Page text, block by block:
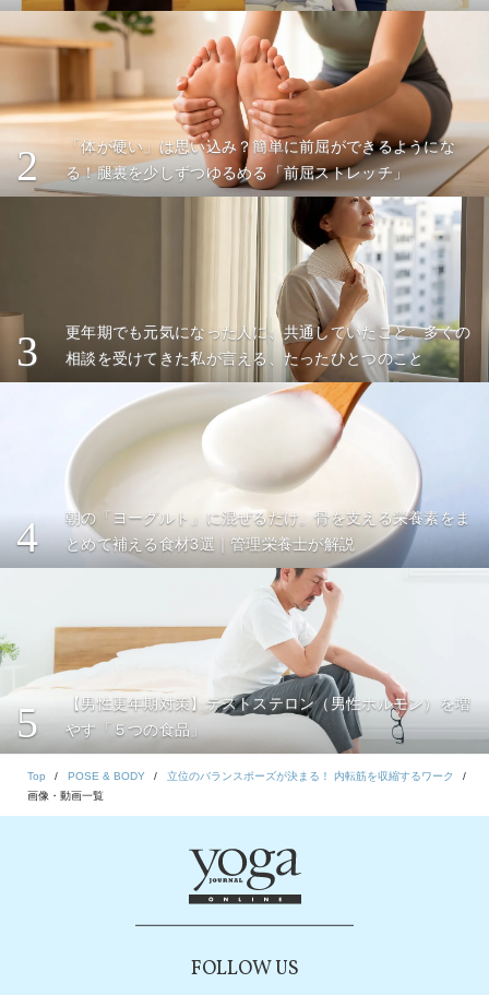
2
「体が硬い」は思い込み？簡単に前屈ができるようにな
る！腿裏を少しずつゆるめる「前屈ストレッチ」
3
更年期でも元気になった人に、共通していたこと。多くの
相談を受けてきた私が言える、たったひとつのこと
4
朝の「ヨーグルト」に混ぜるだけ。骨を支える栄養素をま
とめて補える食材3選｜管理栄養士が解説
5
【男性更年期対策】テストステロン（男性ホルモン）を増
やす「５つの食品」
Top POSE & BODY
立位のバランスポーズが決まる！ 内転筋を収縮するワーク
画像・動画一覧
FOLLOW US